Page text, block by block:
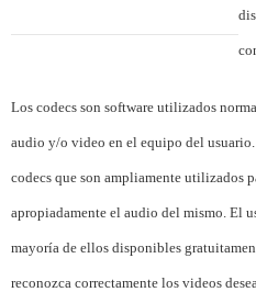
Los codecs son software utilizados
audio y/o video en el equipo del
codecs que son ampliamente utilizados
apropiadamente el audio del mismo. El
mayoría de ellos disponibles
reconozca correctamente los videos